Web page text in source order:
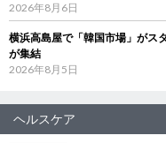
2026年8月6日
横浜高島屋で「韓国市場」が
が集結
2026年8月5日
ヘルスケア